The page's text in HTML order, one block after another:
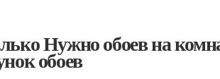
Нужно обоев на
обоев